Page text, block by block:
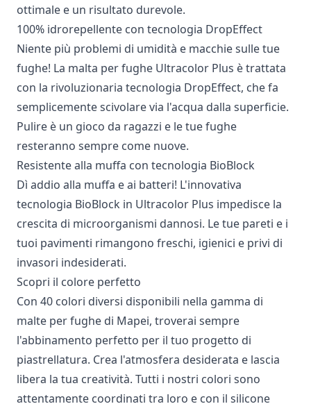
ottimale e un risultato durevole.
100% idrorepellente con tecnologia DropEffect
Niente più problemi di umidità e macchie sulle tue
fughe! La malta per fughe Ultracolor Plus è trattata
con la rivoluzionaria tecnologia DropEffect, che fa
semplicemente scivolare via l'acqua dalla superficie.
Pulire è un gioco da ragazzi e le tue fughe
resteranno sempre come nuove.
Resistente alla muffa con tecnologia BioBlock
Dì addio alla muffa e ai batteri! L'innovativa
tecnologia BioBlock in Ultracolor Plus impedisce la
crescita di microorganismi dannosi. Le tue pareti e i
tuoi pavimenti rimangono freschi, igienici e privi di
invasori indesiderati.
Scopri il colore perfetto
Con 40 colori diversi disponibili nella gamma di
malte per fughe di Mapei, troverai sempre
l'abbinamento perfetto per il tuo progetto di
piastrellatura. Crea l'atmosfera desiderata e lascia
libera la tua creatività. Tutti i nostri colori sono
attentamente coordinati tra loro e con il silicone